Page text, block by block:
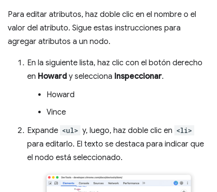
Para editar atributos, haz doble clic en el nombre o el
valor del atributo. Sigue estas instrucciones para
agregar atributos a un nodo.
En la siguiente lista, haz clic con el botón derecho
en Howard y selecciona Inspeccionar.
Howard
Vince
Expande <ul> y, luego, haz doble clic en <li>
para editarlo. El texto se destaca para indicar que
el nodo está seleccionado.